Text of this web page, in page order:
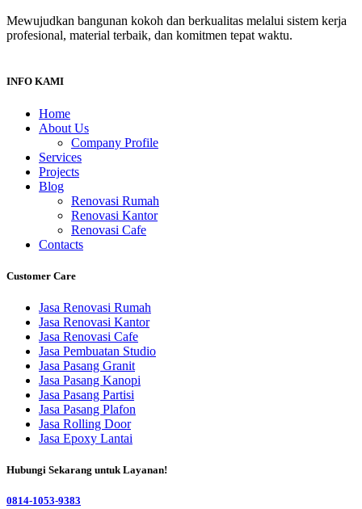
Mewujudkan bangunan kokoh dan berkualitas melalui sistem kerja
profesional, material terbaik, dan komitmen tepat waktu.
INFO KAMI
Home
About Us
Company Profile
Services
Projects
Blog
Renovasi Rumah
Renovasi Kantor
Renovasi Cafe
Contacts
Customer Care
Jasa Renovasi Rumah
Jasa Renovasi Kantor
Jasa Renovasi Cafe
Jasa Pembuatan Studio
Jasa Pasang Granit
Jasa Pasang Kanopi
Jasa Pasang Partisi
Jasa Pasang Plafon
Jasa Rolling Door
Jasa Epoxy Lantai
Hubungi Sekarang untuk Layanan!
0814-1053-9383